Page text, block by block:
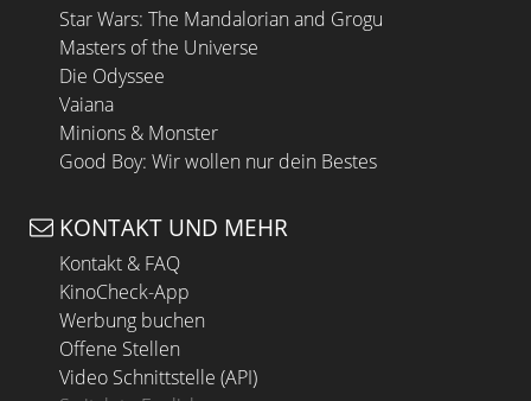
Star Wars: The Mandalorian and Grogu
Masters of the Universe
Die Odyssee
Vaiana
Minions & Monster
Good Boy: Wir wollen nur dein Bestes
KONTAKT UND MEHR
Kontakt & FAQ
KinoCheck-App
Werbung buchen
Offene Stellen
Video Schnittstelle (API)